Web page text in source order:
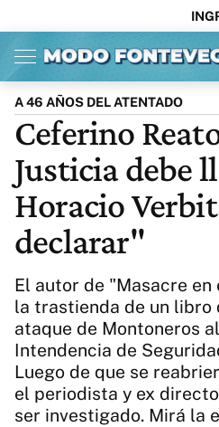
Inicio Ahora
Política
Ciencia
Protagonistas
Cultura
Arte
Internacional
Clima
CARAS
Exitoina
Videos
Córdoba
Business
Noticias
Diario del Juicio
Actualidad
A 46 AÑOS DEL ATENTADO
Ceferino
Justicia debe
Horacio
declarar"
El autor de "Masacre
la trastienda de un libro
ataque de Montoneros
Intendencia de
Luego de que se
el periodista y ex
ser investigado. Mirá la